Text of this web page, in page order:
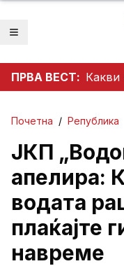
Отвори мени
ПРВА ВЕСТ:
Почетна / Република
ЈКП
апелира:
водата
плаќајте
навреме